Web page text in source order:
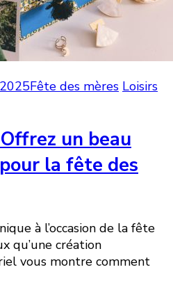
Fête des mères Loisirs
un beau
la fête des
à l’occasion de la fête
qu’une création
vous montre comment